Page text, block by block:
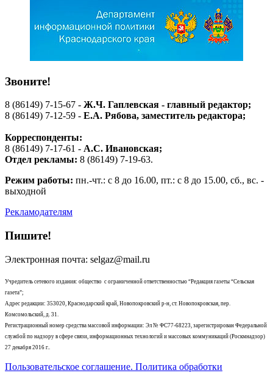
Звоните!
8 (86149) 7-15-67 - Ж.Ч. Гаплевская - главный редактор;
8 (86149) 7-12-59 - Е.А. Рябова, заместитель редактора;
Корреспонденты:
8 (86149) 7-17-61 - А.С. Ивановская;
Отдел рекламы: 8 (86149) 7-19-63.
Режим работы: пн.-чт.: с 8 до 16.00, пт.: с 8 до 15.00, сб., вс. -
выходной
Рекламодателям
Пишите!
Электронная почта: selgaz@mail.ru
Учредитель сетевого издания: общество с ограниченной ответственностью “Редакция газеты “Сельская
газета”;
Адрес редакции: 353020, Краснодарский край, Новопокровский р-н, ст. Новопокровская, пер.
Комсомольский, д. 31.
Регистрационный номер средства массовой информации: Эл № ФС77-68223, зарегистрирован Федеральной
службой по надзору в сфере связи, информационных технологий и массовых коммуникаций (Роскмнадзор)
27 декабря 2016 г..
Пользовательское соглашение. Политика обработки